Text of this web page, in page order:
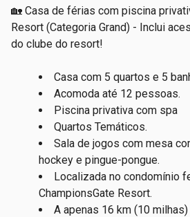
🏡 Casa de férias com piscina
Resort (Categoria Grand) - Inclui
do clube do resort!
Casa com 5 quartos e 5
Acomoda até 12 pessoas.
Piscina privativa com spa
Quartos Temáticos.
Sala de jogos com mesa
hockey e pingue-pongue.
Localizada no condomínio
ChampionsGate Resort.
A apenas 16 km (10